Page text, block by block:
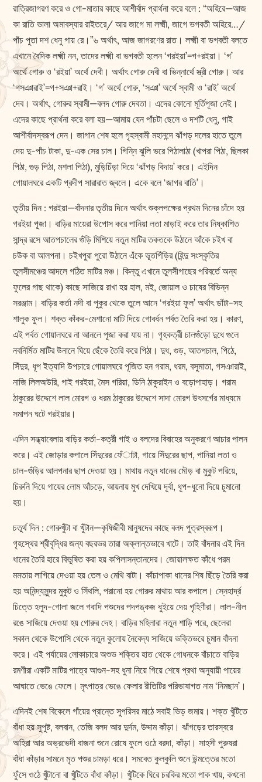
রাত্রিজাগরণ করে ও গো-মাতার কাছে আশীর্বাদ প্রার্থনা করে বলে : “অহিরে—আজ
কা রাতি ভালা অমাবস্যার রাইতরে/ আর জাগে মা লক্ষ্মী, জাগে ভগবতী অহিরে…/
পাঁচ পুতা দশ ধেনু গায় রে।”৬ অর্থাৎ, আজ জাগরণের রাত। ল‌ক্ষ্মী বা ভগবতী বলতে
এখানে বৈদিক লক্ষ্মী নন, তাদের ল‌ক্ষ্মী বা ভগবতী হলেন ‘গরইয়া’=গ+রইয়া। ‘গ’
অর্থে গোরু ও ‘রইয়া’ অর্থে দেবী। অর্থাৎ গোরু দেবী বা ভিন্নার্থে স্ত্রী গোরু। আর
‘গসঞারাই’=গ+সঞা+রাই। ‘গ’ অর্থে গোরু, ‘সঞা’ অর্থে স্বামী ও ‘রাই’ অর্থে
দেব। অর্থাৎ, গোরুর স্বামী—বলদ গোরু দেবতা। এদের কোনো মূর্তিপূজা নেই।
এদের কাছে প্রার্থনা করে বলা হয়—আমায় যেন পাঁচটা ছেলে ও দশটি ধেনু, গাই
আশীর্বাদস্বরূপ দেন। জাগান শেষ হলে গৃহস্বামী মহানন্দে ঝাঁগড় দলের হাতে তুলে
দেয় দু-পাঁচ টাকা, দু-এক সের চাল। গিন্নি ঝুলি ভরে পিঠালাঠা (খাপরা পিঠা, ছিলকা
পিঠা, গুড় পিঠা, মশলা পিঠা), মুড়িচিঁড়া দিয়ে ‘ঝাঁগড় বিদায়’ করে। এইদিন
গোয়ালঘরে একটি প্রদীপ সারারাত জ্বলে। একে বলে ‘জাগর বাতি’।
তৃতীয় দিন : গরইয়া—বাঁদনার তৃতীয় দিনে অর্থাৎ শুক্লপক্ষের প্রথম দিনের চাঁদে হয়
গরইয়া পূজা। বাড়ির মায়েরা উপোস করে পানিয়া লতা মাড়াই করে তার নিষ্কাশিত
সান্দ্র রসে আতপচালের গুঁড়ি মিশিয়ে নতুন মাটির তকতকে উঠানে আঁকে চইখ বা
চউক বা আলপনা। চইখপুরা পুরো উঠানে এঁকে ভূতপিঁড়ির (হিন্দু সংস্কৃতির
তুলসীমঞ্চের আদলে গঠিত মাটির মঞ্চ। কিন্তু এখানে তুলসীগাছের পরিবর্তে অন্য
ফুলের গাছ থাকে) কাছে সাজিয়ে রাখা হয় হাল, মই, জোয়াল ও চাষের বিভিন্ন
সরঞ্জাম। বাড়ির কর্তা নদী বা পুকুর থেকে তুলে আনে ‘গরইয়া ফুল’ অর্থাৎ ডাঁটা-সহ
শালুক ফুল। শক্ত কাঁকর-মেশানো মাটি দিয়ে গোবর্ধন পর্বত তৈরি করা হয়। কারণ,
এই পর্বত গোয়ালঘরে না আনলে পূজা করা যায় না। গৃহকর্ত্রী চালগুঁড়ো দুধে গুলে
নবনির্মিত মাটির উনানে ঘিয়ে ছেঁকে তৈরি করে পিঠা। দুধ, গুড়, আতপচাল, পিঠে,
সিঁদুর, ধূপ ইত্যাদি উপচারে গোয়ালঘরে পূজিত হন গরাম, ধরম, বসুমাতা, গসঞারাই,
নাজি লিলঅউরি, গাই গরইয়া, মৈস গরিয়া, ডিনি ঠাকুরাইন ও বড়োপাহাড়। গরাম
ঠাকুরের উদ্দেশে লাল মোরগ ও ধরম ঠাকুরের উদ্দেশে সাদা মোরগ উৎসর্গের মাধ্যমে
সমাপন ঘটে গরইয়ার।
এদিন সন্ধ্যাবেলায় বাড়ির কর্তা-কর্ত্রী গাই ও বলদের বিবাহের অনুকরণে আচার পালন
করে। এই জোড়ার কপালে সিঁদুরের ফেঁাটা, গায়ে সিঁদুরের ছাপ, পানিয়া লতা ও
চাল-গুঁড়ির আলপনার ছাপ দেওয়া হয়। মাথায় নতুন ধানের মৌড় বা মুকুট পরিয়ে,
চিরুনি দিয়ে গায়ের লোম আঁচড়ে, আয়নায় মুখ দেখিয়ে দূর্বা, ধূপ-ধুনো দিয়ে চুমানো
হয়।
চতুর্থ দিন : গোরুখুঁটা বা খুঁটান—কৃষিজীবী মানুষদের কাছে বলদ পুত্রস্বরূপ।
গৃহস্থের শ্রীবৃদ্ধির জন্য বছরভর তারা অক্লান্তভাবে খাটে। তাই বাঁদনার এই দিন
ধানের তৈরি হারে বিভূষিত করা হয় কপিলাসন্তানদের। জোয়ালক্ষত কাঁধে পরম
মমতায় লাগিয়ে দেওয়া হয় তেল ও মেথি বাটা। কাঁচাপাকা ধানের শিষ ছিঁড়ে তৈরি করা
হয় অনিন্দ্যসুন্দর মুকুট ও সিঁথলি, পরানো হয় গোরুর মাথায় আর কপালে। স্নেহার্দ্র
চিত্তে হলুদ-গোলা জলে গবাদি পশুদের পদপঙ্কজ ধুইয়ে দেয় গৃহিণীরা। লাল-নীল
রঙে সাজিয়ে দেওয়া হয় গোরুর দেহ। বাড়ির মহিলারা নতুন শাড়ি পরে, ছেলেরা
সকাল থেকে উপোসি থেকে নতুন কুলোয় নৈবেদ্য সাজিয়ে ভক্তিভরে চুমান বাঁদনা
করে। এই পর্যায়ের লোকাচারে অশুভ শক্তির হাত থেকে গোধনকে বাঁচাতে বাড়ির
রমণীরা একটি মাটির পাত্রে আগুন-সহ ধুনা নিয়ে গিয়ে শেষে প্রথা অনুযায়ী পায়ের
আঘাতে ভেঙে ফেলে। মৃৎপাত্র ভেঙে ফেলার রীতিটির পরিভাষাগত নাম ‘নিমছান’।
এদিনই শেষ বিকেলে গাঁয়ের প্রান্তে সুপরিসর মাঠে সবাই ভিড় জমায়। শক্ত খুঁটিতে
বাঁধা হয় সুপুষ্ট, বলবান, তেজি বলদ আর দুর্দম, উদ্দাম কাঁড়া। ঝাঁগড়ের তারস্বরে
অহিরা আর অভ্রভেদী বাজনা শুনে রোষে ফুলে ওঠে বরদা, কাঁড়া। সাহসী পুরুষরা
বাঁধা কাঁড়ার সামনে মৃত পশুর চামড়া ধরে। সমবেত কুলকুলি শুনে উন্মত্তের মতো
ফুঁসে ওঠে খুঁটানো বা খুঁটিতে বাঁধা কাঁড়া। খুঁটিকে ঘিরে চরকির মতো পাক খায়, কখনো